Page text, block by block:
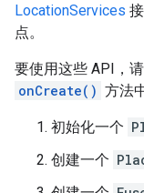
LocationServices
点。
要使用这些 API，
onCreate() 方法
初始化一个
创建一个